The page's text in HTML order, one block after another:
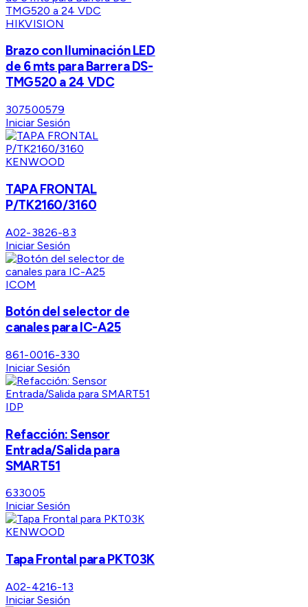
HIKVISION
Brazo con Iluminación LED
de 6 mts para Barrera DS-
TMG520 a 24 VDC
307500579
Iniciar Sesión
KENWOOD
TAPA FRONTAL
P/TK2160/3160
A02-3826-83
Iniciar Sesión
ICOM
Botón del selector de
canales para IC-A25
861-0016-330
Iniciar Sesión
IDP
Refacción: Sensor
Entrada/Salida para
SMART51
633005
Iniciar Sesión
KENWOOD
Tapa Frontal para PKT03K
A02-4216-13
Iniciar Sesión